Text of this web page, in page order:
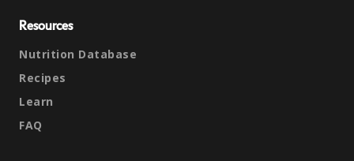
Resources
Nutrition Database
Recipes
Learn
FAQ